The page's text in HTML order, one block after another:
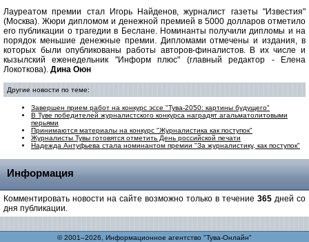
Лауреатом премии стал Игорь Найденов, журналист газеты "Известия"
(Москва). Жюри дипломом и денежной премией в 5000 долларов отметило
его публикации о трагедии в Беслане. Номинанты получили дипломы и на
порядок меньшие денежные премии. Дипломами отмечены и издания, в
которых были опубликованы работы авторов-финалистов. В их числе и
кызылский еженедельник "Информ плюс" (главный редактор - Елена
Локоткова). Дина Оюн
Другие новости по теме:
Завершен прием работ на конкурс эссе "Тува-2050: картины будущего"
В Туве победителей журналистского конкурса наградят агальматолитовыми
перьями
Принимаются материалы на конкурс "Журналистика как поступок"
Журналисты Тувы готовятся отметить День российской печати
Надежда Антуфьева стала номинантом премии "За журналистику, как поступок"
Информация
Комментировать новости на сайте возможно только в течение 365 дней со
дня публикации.
© 2001–2026, Информационное агентство "Тува-Онлайн"